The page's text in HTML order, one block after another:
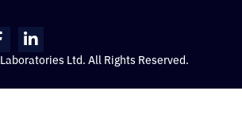
Ltd. All Rights Reserved.